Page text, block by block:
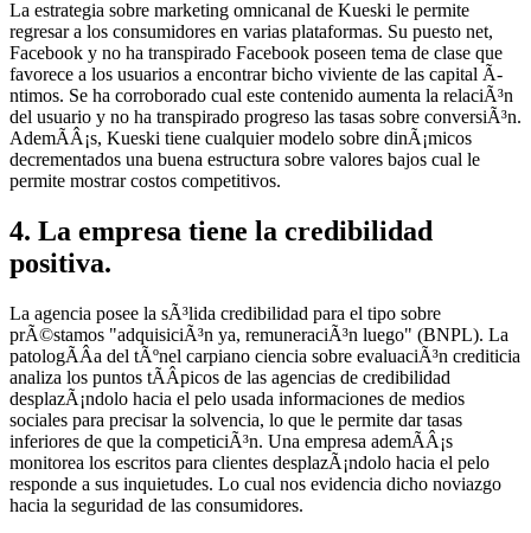
La estrategia sobre marketing omnicanal de Kueski le permite
regresar a los consumidores en varias plataformas. Su puesto net,
Facebook y no ha transpirado Facebook poseen tema de clase que
favorece a los usuarios a encontrar bicho viviente de las capital Ã­
ntimos. Se ha corroborado cual este contenido aumenta la relaciÃ³n
del usuario y no ha transpirado progreso las tasas sobre conversiÃ³n.
AdemÃ­Â¡s, Kueski tiene cualquier modelo sobre dinÃ¡micos
decrementados una buena estructura sobre valores bajos cual le
permite mostrar costos competitivos.
4. La empresa tiene la credibilidad
positiva.
La agencia posee la sÃ³lida credibilidad para el tipo sobre
prÃ©stamos "adquisiciÃ³n ya, remuneraciÃ³n luego" (BNPL). La
patologÃ­Â­a del tÃºnel carpiano ciencia sobre evaluaciÃ³n crediticia
analiza los puntos tÃ­Â­picos de las agencias de credibilidad
desplazÃ¡ndolo hacia el pelo usada informaciones de medios
sociales para precisar la solvencia, lo que le permite dar tasas
inferiores de que la competiciÃ³n. Una empresa ademÃ­Â¡s
monitorea los escritos para clientes desplazÃ¡ndolo hacia el pelo
responde a sus inquietudes. Lo cual nos evidencia dicho noviazgo
hacia la seguridad de las consumidores.